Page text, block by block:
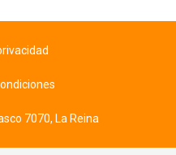
7070, La Reina